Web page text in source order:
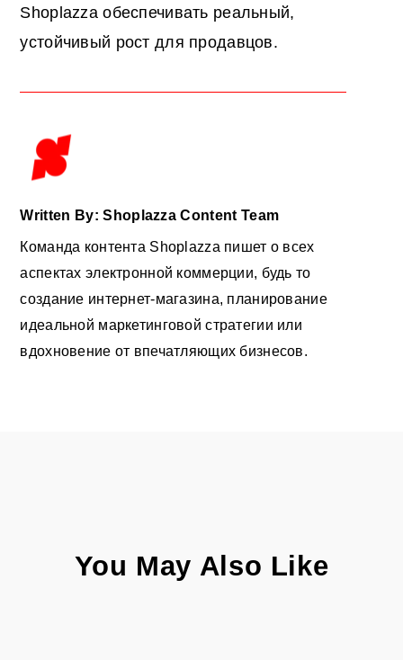
Shoplazza обеспечивать реальный,
устойчивый рост для продавцов.
Written By: Shoplazza Content Team
Команда контента Shoplazza пишет о всех
аспектах электронной коммерции, будь то
создание интернет-магазина, планирование
идеальной маркетинговой стратегии или
вдохновение от впечатляющих бизнесов.
You May Also Like